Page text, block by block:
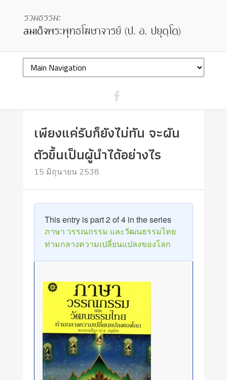
เพียงแค่รับก็ยังไม่ทัน จะผัน
ตัวขึ้นเป็นผู้นำได้อย่างไร
15 มิถุนายน 2538
This entry is part 2 of 4 in the series
ภาษา วรรณกรรม และวัฒนธรรมไทย
ท่ามกลางความเปลี่ยนแปลงของโลก